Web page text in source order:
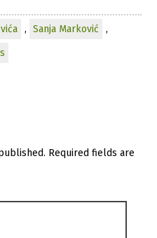
, Sanja Marković
,
Required fields are